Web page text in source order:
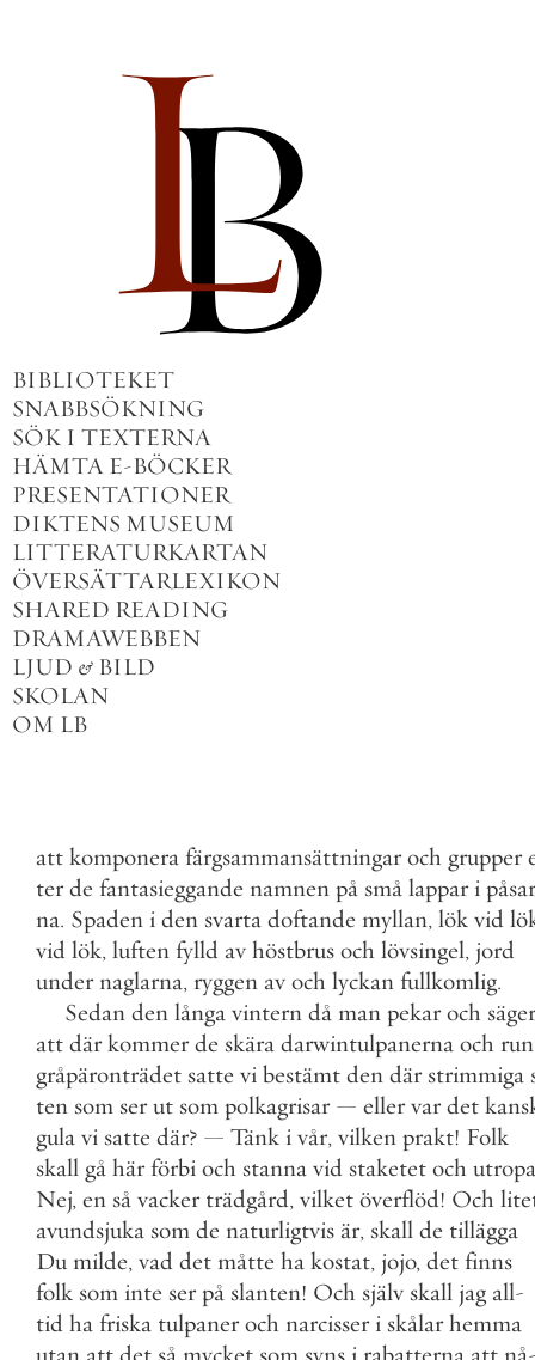
BIBLIOTEKET
SNABBSÖKNING
SÖK I TEXTERNA
HÄMTA E-BÖCKER
PRESENTATIONER
DIKTENS MUSEUM
LITTERATURKARTAN
ÖVERSÄTTARLEXIKON
SHARED READING
DRAMAWEBBEN
LJUD & BILD
SKOLAN
OM LB
att komponera färgsammansättningar och grupper
ter de fantasieggande namnen på små lappar i påsar
na. Spaden i den svarta doftande myllan, lök vid
vid lök, luften fylld av höstbrus och lövsingel, jord
under naglarna, ryggen av och lyckan fullkomlig.
Sedan den långa vintern då man pekar och säger
att där kommer de skära darwintulpanerna och
gråpäronträdet satte vi bestämt den där strimmiga
ten som ser ut som polkagrisar — eller var det
gula vi satte där? — Tänk i vår, vilken prakt! Folk
skall gå här förbi och stanna vid staketet och utropa
Nej, en så vacker trädgård, vilket överflöd! Och
avundsjuka som de naturligtvis är, skall de tillägga
Du milde, vad det måtte ha kostat, jojo, det finns
folk som inte ser på slanten! Och själv skall jag all-
tid ha friska tulpaner och narcisser i skålar hemma